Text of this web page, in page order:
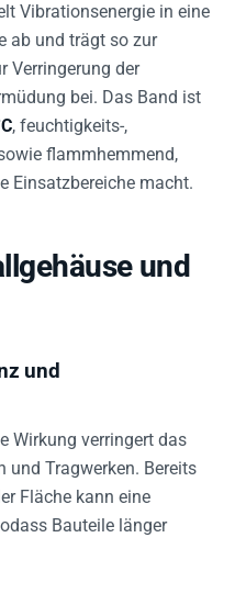
Vibrationsenergie in eine
ab und trägt so zur
Verringerung der
bei. Das Band ist
, feuchtigkeits-,
flammhemmend,
Einsatzbereiche macht.
und
und
Wirkung verringert das
und Tragwerken. Bereits
Fläche kann eine
Bauteile länger